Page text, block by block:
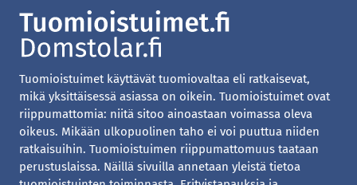
Tuomioistuimet käyttävät tuomiovaltaa eli ratkaisevat,
mikä yksittäisessä asiassa on oikein. Tuomioistuimet ovat
riippumattomia: niitä sitoo ainoastaan voimassa oleva
oikeus. Mikään ulkopuolinen taho ei voi puuttua niiden
ratkaisuihin. Tuomioistuimen riippumattomuus taataan
perustuslaissa. Näillä sivuilla annetaan yleistä tietoa